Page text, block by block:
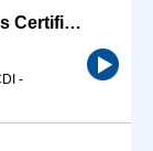
Directeur de Supermarché - Parcours Certifiant (H/F)
-